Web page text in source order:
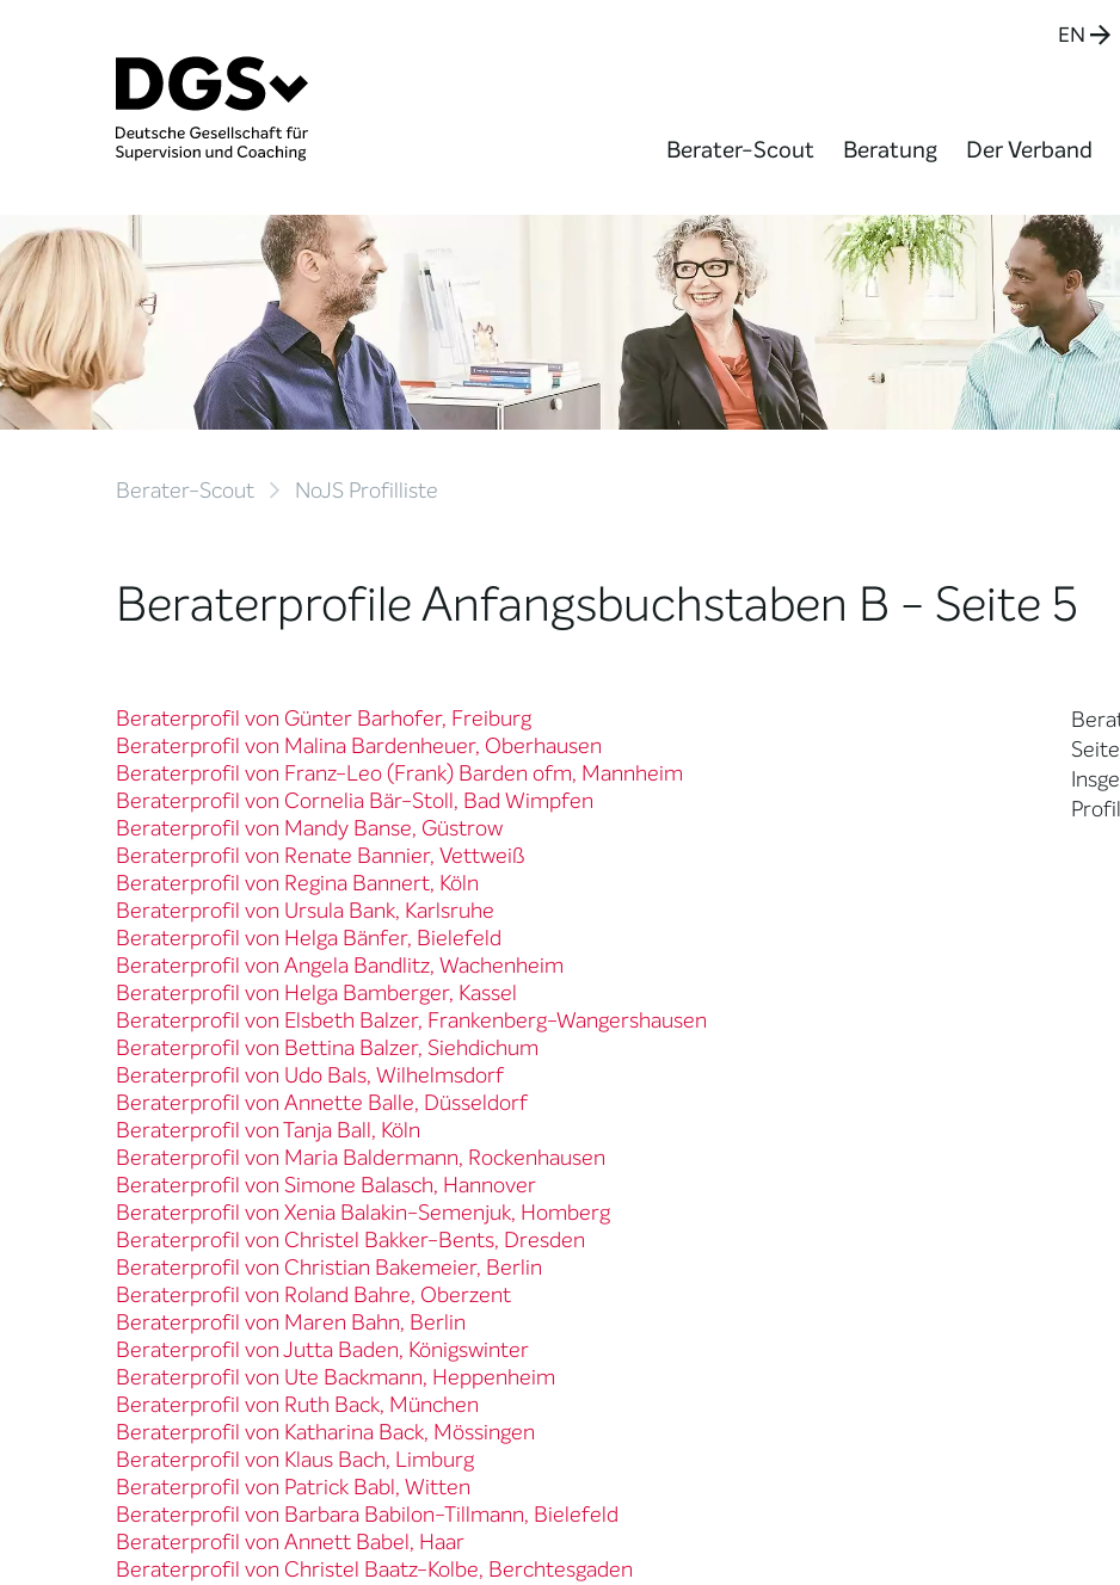
EN
Berater-Scout Beratung Der Verband
Berater-Scout NoJS Profilliste
Beraterprofile Anfangsbuchstaben B - Seite 5
Beraterprofil von Günter Barhofer, Freiburg
Beraterprofil von Malina Bardenheuer, Oberhausen
Beraterprofil von Franz-Leo (Frank) Barden ofm, Mannheim
Beraterprofil von Cornelia Bär-Stoll, Bad Wimpfen
Beraterprofil von Mandy Banse, Güstrow
Beraterprofil von Renate Bannier, Vettweiß
Beraterprofil von Regina Bannert, Köln
Beraterprofil von Ursula Bank, Karlsruhe
Beraterprofil von Helga Bänfer, Bielefeld
Beraterprofil von Angela Bandlitz, Wachenheim
Beraterprofil von Helga Bamberger, Kassel
Beraterprofil von Elsbeth Balzer, Frankenberg-Wangershausen
Beraterprofil von Bettina Balzer, Siehdichum
Beraterprofil von Udo Bals, Wilhelmsdorf
Beraterprofil von Annette Balle, Düsseldorf
Beraterprofil von Tanja Ball, Köln
Beraterprofil von Maria Baldermann, Rockenhausen
Beraterprofil von Simone Balasch, Hannover
Beraterprofil von Xenia Balakin-Semenjuk, Homberg
Beraterprofil von Christel Bakker-Bents, Dresden
Beraterprofil von Christian Bakemeier, Berlin
Beraterprofil von Roland Bahre, Oberzent
Beraterprofil von Maren Bahn, Berlin
Beraterprofil von Jutta Baden, Königswinter
Beraterprofil von Ute Backmann, Heppenheim
Beraterprofil von Ruth Back, München
Beraterprofil von Katharina Back, Mössingen
Beraterprofil von Klaus Bach, Limburg
Beraterprofil von Patrick Babl, Witten
Beraterprofil von Barbara Babilon-Tillmann, Bielefeld
Beraterprofil von Annett Babel, Haar
Beraterprofil von Christel Baatz-Kolbe, Berchtesgaden